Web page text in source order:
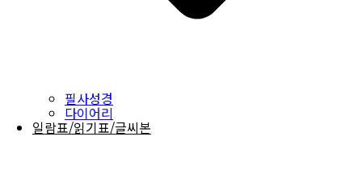
필사성경
다이어리
일람표/읽기표/글씨본